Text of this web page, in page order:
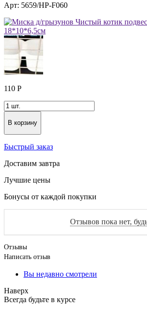
Арт: 5659/HP-F060
110 Р
В корзину
Быстрый заказ
Доставим завтра
Лучшие цены
Бонусы от каждой покупки
Отзывов пока нет,
Отзывы
Написать отзыв
Вы недавно смотрели
Наверх
Всегда будьте в курсе